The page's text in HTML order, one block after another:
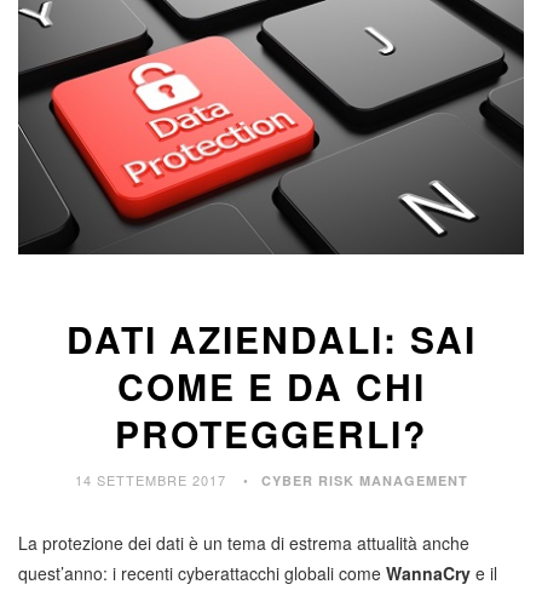
DATI AZIENDALI: SAI
COME E DA CHI
PROTEGGERLI?
14 SETTEMBRE 2017 CYBER RISK MANAGEMENT
La protezione dei dati è un tema di estrema attualità anche
quest’anno: i recenti cyberattacchi globali come WannaCry e il